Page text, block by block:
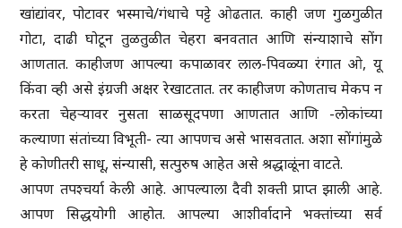
खांद्यांवर, पोटावर भस्माचे/गंधाचे पट्टे ओढतात. काही जण गुळगुळीत
गोटा, दाढी घोटून तुळतुळीत चेहरा बनवतात आणि संन्याशाचे सोंग
आणतात. काहीजण आपल्या कपाळावर लाल-पिवळ्या रंगात ओ, यू
किंवा व्ही असे इंग्रजी अक्षर रेखाटतात. तर काहीजण कोणताच मेकप न
करता चेहर्‍यावर नुसता साळसूदपणा आणतात आणि -लोकांच्या
कल्याणा संतांच्या विभूती- त्या आपणच असे भासवतात. अशा सोंगांमुळे
हे कोणीतरी साधू, संन्यासी, सत्पुरुष आहेत असे श्रद्धाळूंना वाटते.
आपण तपश्चर्या केली आहे. आपल्याला दैवी शक्ती प्राप्त झाली आहे.
आपण सिद्धयोगी आहोत. आपल्या आशीर्वादाने भक्तांच्या सर्व